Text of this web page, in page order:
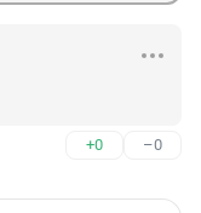
+0 –0